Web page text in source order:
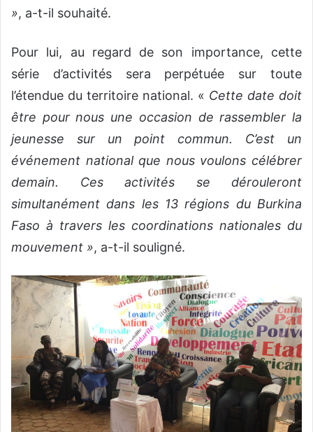
», a-t-il souhaité.
Pour lui, au regard de son importance, cette
série d’activités sera perpétuée sur toute
l’étendue du territoire national. « Cette date doit
être pour nous une occasion de rassembler la
jeunesse sur un point commun. C’est un
événement national que nous voulons célébrer
demain. Ces activités se dérouleront
simultanément dans les 13 régions du Burkina
Faso à travers les coordinations nationales du
mouvement », a-t-il souligné.